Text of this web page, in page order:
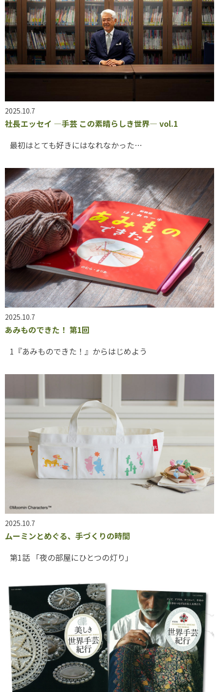
2025.10.7
社長エッセイ ―手芸 この素晴らしき世界― vol.1
最初はとても好きにはなれなかった…
2025.10.7
あみものできた！ 第1回
1『あみものできた！』からはじめよう
2025.10.7
ムーミンとめぐる、手づくりの時間
第1話 「夜の部屋にひとつの灯り」